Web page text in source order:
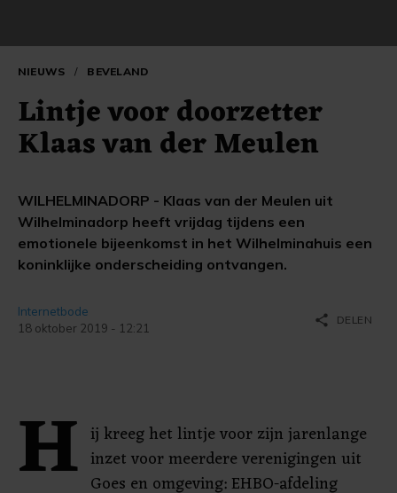
NIEUWS / BEVELAND
Lintje voor doorzetter
Klaas van der Meulen
WILHELMINADORP - Klaas van der Meulen uit
Wilhelminadorp heeft vrijdag tijdens een
emotionele bijeenkomst in het Wilhelminahuis een
koninklijke onderscheiding ontvangen.
Internetbode
18 oktober 2019 - 12:21
share DELEN
H ij kreeg het lintje voor zijn jarenlange
inzet voor meerdere verenigingen uit
Goes en omgeving: EHBO-afdeling